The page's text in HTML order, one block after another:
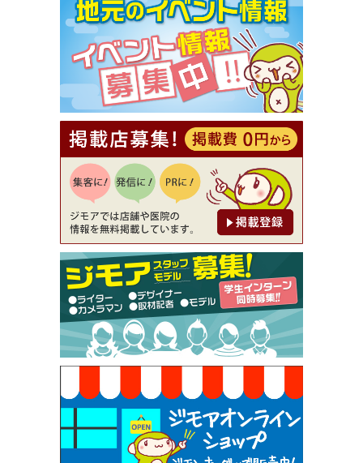
【ジモア限定①】初回割引 特価 VIO脱毛11,000円
⇒8,800円（メンズ専門ワックス脱毛サロン Mickle
（ミックル））
[有効期限]2026年9月30日
【ジモア読者特典2】コース 3,500円→3,000円（料
理5品+2時間飲み放題）（創作イタリアン Pia Cu
ore（ピアクオーレ））
[有効期限]2026年9月30日
【ジモア読者特典1】料理全品20％OFF ※18時以
降（創作イタリアン Pia Cuore（ピアクオーレ））
[有効期限]2026年9月30日
【ジモア限定②】初回割引 特価 鼻毛脱毛 半額 2,2
00円⇒1,100円（メンズ専門ワックス脱毛サロン Mi
ckle（ミックル））
[有効期限]2026年9月30日
【ジモア限定特典①】まつ毛カール 3,850円→ 2,7
50円（Premiere（プルミエール））
[有効期限]2026年9月30日
焼き餃子 一皿サービス（餃子酒場たっちゃん 西
早稲田店）
[有効期限]2026年9月30日